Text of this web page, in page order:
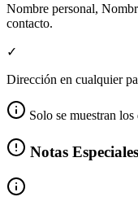
Nombre personal,
contacto.
✓
Dirección en cualquier
Solo se muestran
Notas Especiales